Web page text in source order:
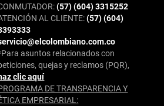
(57) (604) 3315252
AL CLIENTE:(57) (604)
asuntos relacionados con
quejas y reclamos (PQR),
clic aquí
DE TRANSPARENCIA Y
EMPRESARIAL: